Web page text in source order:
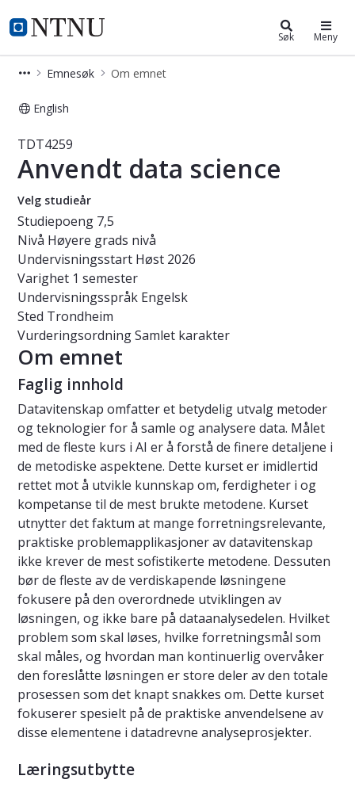
NTNU Hjemmeside
Studier Søk Meny
Emnesøk Om emnet
English
Emne - Anvendt data science -
TDT4259
Anvendt data science
Velg studieår
Studiepoeng 7,5
Nivå Høyere grads nivå
Undervisningsstart Høst 2026
Varighet 1 semester
Undervisningsspråk Engelsk
Sted Trondheim
VurderingsordningSamlet karakter
Om emnet
Faglig innhold
Datavitenskap omfatter et betydelig utvalg metoder
og teknologier for å samle og analysere data. Målet
med de fleste kurs i AI er å forstå de finere detaljene i
de metodiske aspektene. Dette kurset er imidlertid
rettet mot å utvikle kunnskap om, ferdigheter i og
kompetanse til de mest brukte metodene. Kurset
utnytter det faktum at mange forretningsrelevante,
praktiske problemapplikasjoner av datavitenskap
ikke krever de mest sofistikerte metodene. Dessuten
bør de fleste av de verdiskapende løsningene
fokusere på den overordnede utviklingen av
løsningen, og ikke bare på dataanalysedelen. Hvilket
problem som skal løses, hvilke forretningsmål som
skal måles, og hvordan man kontinuerlig overvåker
den foreslåtte løsningen er store deler av den totale
prosessen som det knapt snakkes om. Dette kurset
fokuserer spesielt på de praktiske anvendelsene av
disse elementene i datadrevne analyseprosjekter.
Læringsutbytte